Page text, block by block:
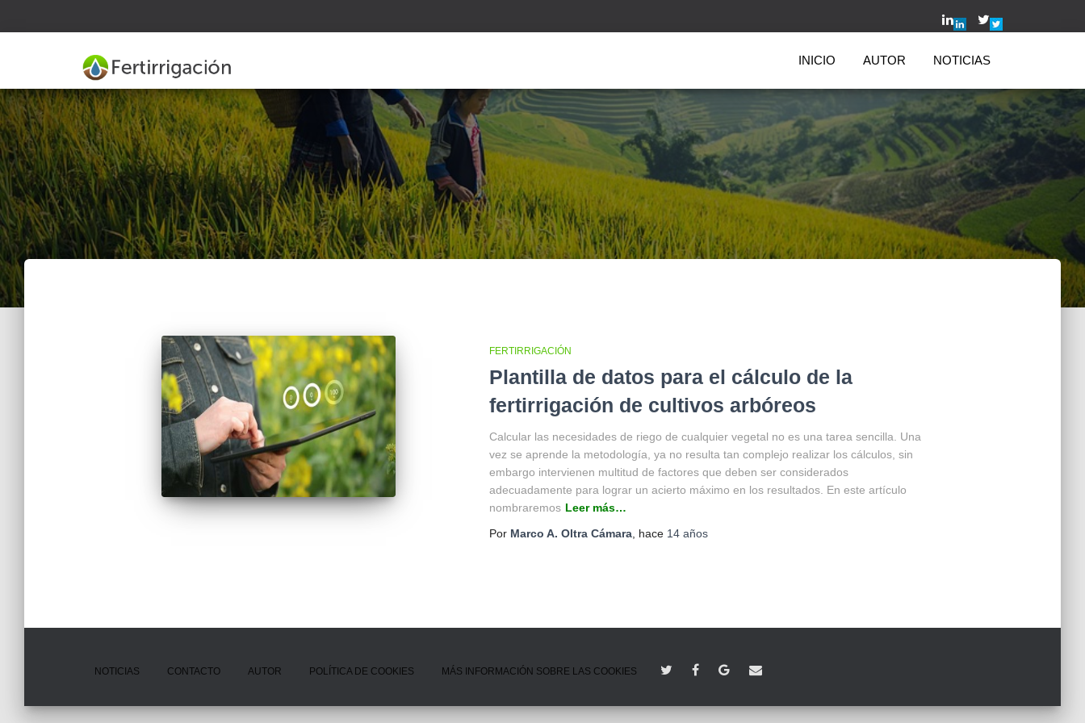
INICIO AUTOR NOTICIAS
FERTIRRIGACIÓN
Plantilla de datos para el cálculo de la
fertirrigación de cultivos arbóreos
Calcular las necesidades de riego de cualquier vegetal no es una tarea sencilla. Una
vez se aprende la metodología, ya no resulta tan complejo realizar los cálculos, sin
embargo intervienen multitud de factores que deben ser considerados
adecuadamente para lograr un acierto máximo en los resultados. En este artículo
nombraremos Leer más…
Por Marco A. Oltra Cámara, hace 14 años
NOTICIAS CONTACTO AUTOR POLÍTICA DE COOKIES MÁS INFORMACIÓN SOBRE LAS COOKIES